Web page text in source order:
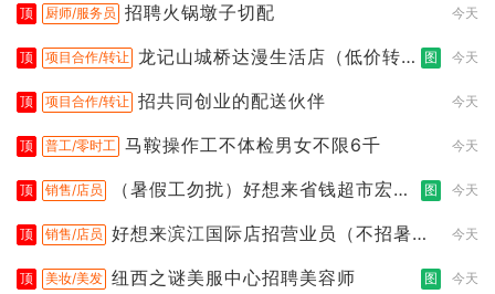
顶 厨师/服务员 招聘火锅墩子切配 今天
顶 项目合作/转让 龙记山城桥达漫生活店（低价转
图 今天
顶 项目合作/转让 招共同创业的配送伙伴 今天
顶 普工/零时工 马鞍操作工不体检男女不限6千 今天
顶 销售/店员
（暑假工勿扰）好想来省钱超市宏声
图 今天
顶 销售/店员 好想来滨江国际店招营业员（不招暑假
今天
顶 美妆/美发 纽西之谜美服中心招聘美容师 图 今天